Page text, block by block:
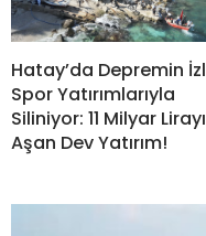
Hatay’da Depremin
Spor Yatırımlarıyla
Siliniyor: 11 Milyar Lirayı
Aşan Dev Yatırım!